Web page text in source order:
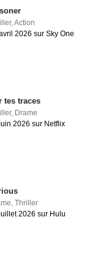
,Action
2026 sur Sky One
tes traces
, Drame
2026 sur Netflix
, Thriller
2026 sur Hulu